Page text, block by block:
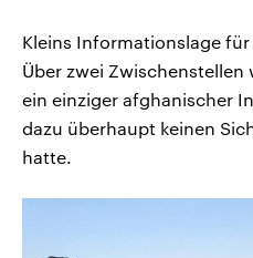
Kleins Informationslage
Über zwei
ein einziger afghanischer
dazu überhaupt keinen
hatte.